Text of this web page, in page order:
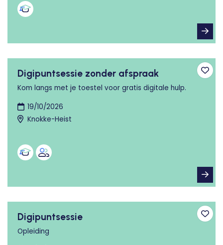
Digipuntsessie zonder afspraak
Kom langs met je toestel voor gratis digitale hulp.
19/10/2026
Knokke-Heist
Digipuntsessie
Opleiding